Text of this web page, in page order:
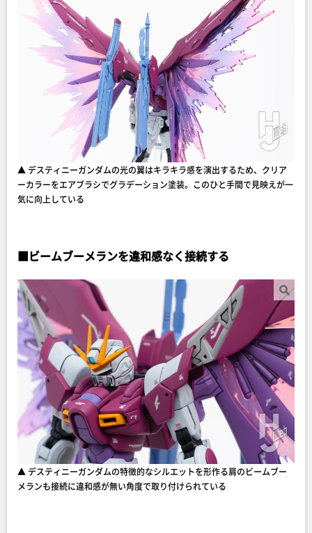
▲ デスティニーガンダムの光の翼はキラキラ感を演出するため、クリア
ーカラーをエアブラシでグラデーション塗装。このひと手間で見映えが一
気に向上している
■ビームブーメランを違和感なく接続する
▲ デスティニーガンダムの特徴的なシルエットを形作る肩のビームブー
メランも接続に違和感が無い角度で取り付けられている